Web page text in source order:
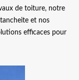
de toiture, notre
et nos
efficaces pour